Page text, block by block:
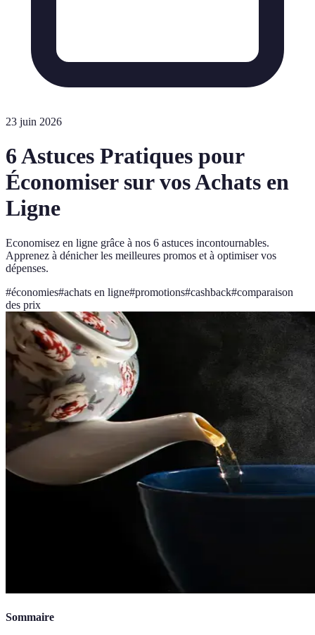
23 juin 2026
6 Astuces Pratiques pour
Économiser sur vos Achats en
Ligne
Economisez en ligne grâce à nos 6 astuces incontournables.
Apprenez à dénicher les meilleures promos et à optimiser vos
dépenses.
#économies#achats en ligne#promotions#cashback#comparaison
des prix
Sommaire